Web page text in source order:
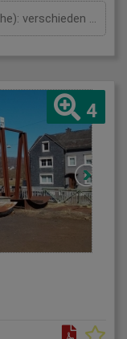
Material: Stahl Maße (Länge/Breite/Höhe): verschieden mm
4